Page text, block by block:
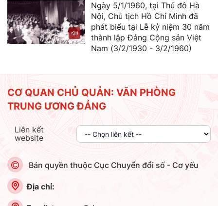
Ngày 5/1/1960, tại Thủ đô Hà
Nội, Chủ tịch Hồ Chí Minh đã
phát biểu tại Lễ kỷ niệm 30 năm
thành lập Đảng Cộng sản Việt
Nam (3/2/1930 - 3/2/1960)
CƠ QUAN CHỦ QUẢN: VĂN PHÒNG
TRUNG ƯƠNG ĐẢNG
Liên kết
website
Bản quyền thuộc Cục Chuyển đổi số - Cơ yếu
Địa chỉ: